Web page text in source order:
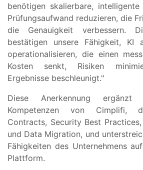
benötigen skalierbare,
Prüfungsaufwand reduzieren, die
die Genauigkeit verbessern.
bestätigen unsere Fähigkeit, KI
operationalisieren, die einen
Kosten senkt, Risiken
Ergebnisse beschleunigt."
Diese Anerkennung ergänzt
Kompetenzen von Cimplifi,
Contracts, Security Best
und Data Migration, und
Fähigkeiten des Unternehmens
Plattform.